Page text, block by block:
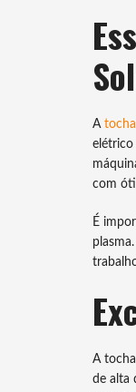
A
elétrico
com
É
A
de alta